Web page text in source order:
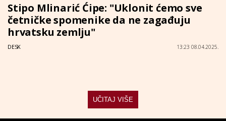
Stipo Mlinarić Ćipe: "Uklonit ćemo sve
četničke spomenike da ne zagađuju
hrvatsku zemlju"
DESK 13:23 08.04.2025.
UČITAJ VIŠE